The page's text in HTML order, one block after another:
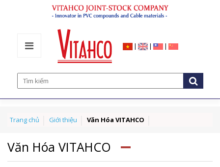
| | |
Trang chủ Giới thiệu Văn Hóa VITAHCO
Văn Hóa VITAHCO